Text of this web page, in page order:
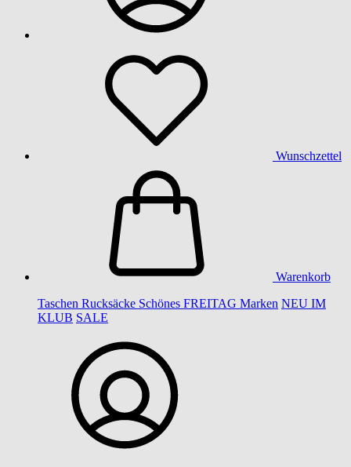
Wunschzettel
Warenkorb
Taschen Rucksäcke Schönes FREITAG Marken NEU IM
KLUB SALE